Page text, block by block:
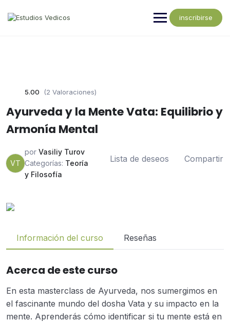
inscribirse
5.00 (2 Valoraciones)
Ayurveda y la Mente Vata: Equilibrio y
Armonía Mental
VT
por Vasiliy Turov
Categorías: Teoría
y Filosofía
Lista de deseos Compartir
Información del curso Reseñas
Acerca de este curso
En esta masterclass de Ayurveda, nos sumergimos en
el fascinante mundo del dosha Vata y su impacto en la
mente. Aprenderás cómo identificar si tu mente está en